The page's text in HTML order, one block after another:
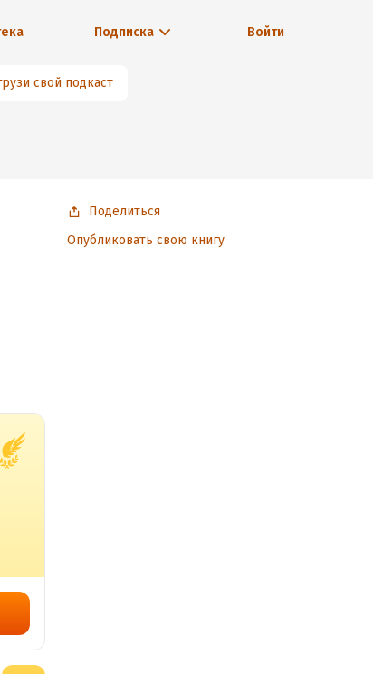
Подписка Войти
свой подкаст
Поделиться
Опубликовать свою книгу